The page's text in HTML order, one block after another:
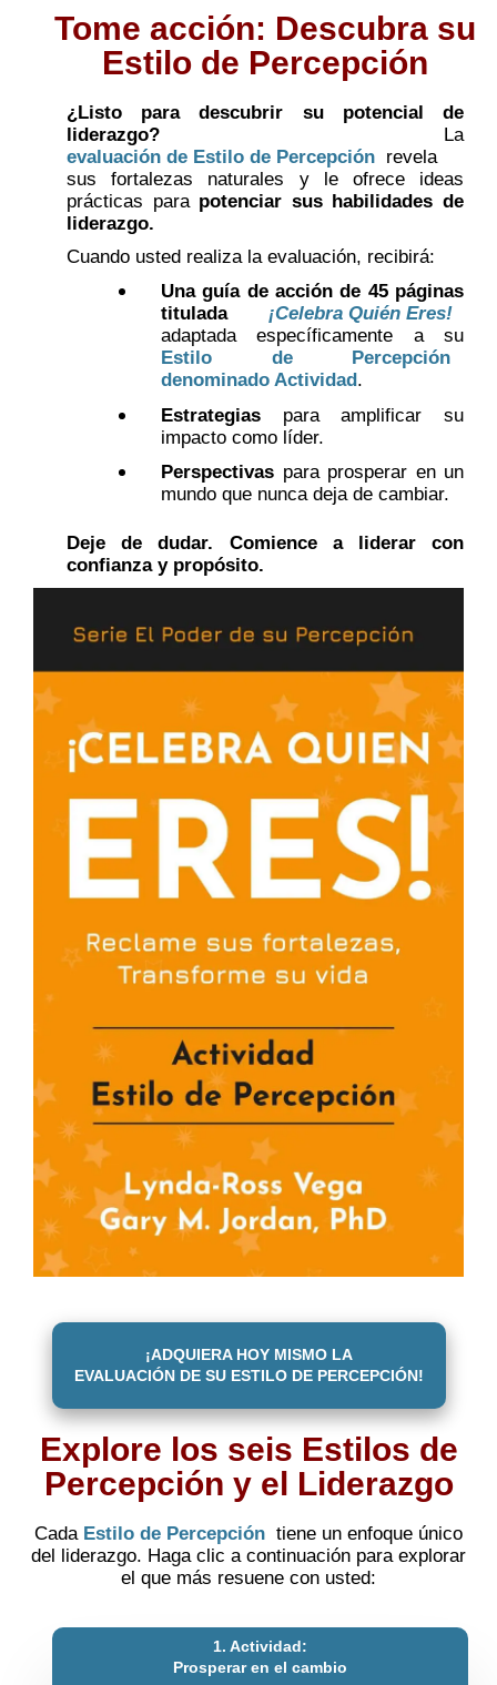
Tome acción: Descubra su
Estilo de Percepción
¿Listo para descubrir su potencial de
liderazgo? La
evaluación de Estilo de Percepción revela
sus fortalezas naturales y le ofrece ideas
prácticas para potenciar sus habilidades de
liderazgo.
Cuando usted realiza la evaluación, recibirá:
Una guía de acción de 45 páginas
titulada¡Celebra Quién Eres!
adaptada específicamente a su
Estilo de Percepción
denominado Actividad .
Estrategias para amplificar su
impacto como líder.
Perspectivas para prosperar en un
mundo que nunca deja de cambiar.
Deje de dudar. Comience a liderar con
confianza y propósito.
¡ADQUIERA HOY MISMO LA
EVALUACIÓN DE SU ESTILO DE PERCEPCIÓN!
Explore los seis Estilos de
Percepción y el Liderazgo
Cada Estilo de Percepción tiene un enfoque único
del liderazgo. Haga clic a continuación para explorar
el que más resuene con usted:
1. Actividad:
Prosperar en el cambio